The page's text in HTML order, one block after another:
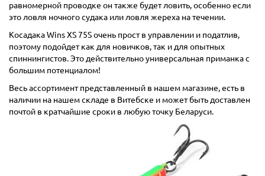
равномерной проводке он также будет ловить, особенно если
это ловля ночного судака или ловля жереха на течении.
Косадака Wins XS 75S очень прост в управлении и податлив,
поэтому подойдет как для новичков, так и для опытных
спиннингистов. Это действительно универсальная приманка с
большим потенциалом!
Весь ассортимент представленный в нашем магазине, есть в
наличии на нашем складе в Витебске и может быть доставлен
почтой в кратчайшие сроки в любую точку Беларуси.